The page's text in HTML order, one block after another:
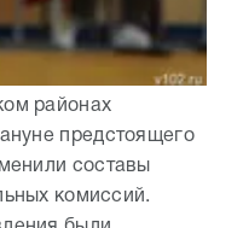
районах
предстоящего
составы
комиссий.